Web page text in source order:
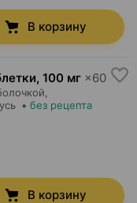
В корзину
, 100 мг ×60
• без рецепта
В корзину